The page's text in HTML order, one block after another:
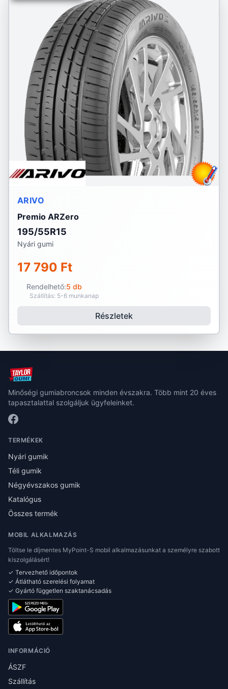
ARIVO
Premio ARZero
195/55R15
Nyári gumi
17 790 Ft
Rendelhető:5 db
Szállítás: 5-6 munkanap
Részletek
Minőségi gumiabroncsok minden évszakra. Több mint 20 éves
tapasztalattal szolgáljuk ügyfeleinket.
TERMÉKEK
Nyári gumik
Téli gumik
Négyévszakos gumik
Katalógus
Összes termék
MOBIL ALKALMAZÁS
Töltse le díjmentes MyPoint-S mobil alkalmazásunkat a személyre szabott
kiszolgálásért!
✓ Tervezhető időpontok
✓ Átlátható szerelési folyamat
✓ Gyártó független szaktanácsadás
INFORMÁCIÓ
ÁSZF
Szállítás